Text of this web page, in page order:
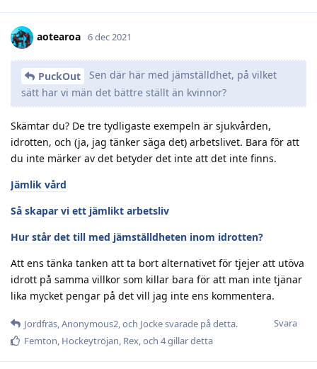
aotearoa 6 dec 2021
PuckOut
Sen där här med jämställdhet, på vilket
sätt har vi män det bättre ställt än kvinnor?
Skämtar du? De tre tydligaste exempeln är sjukvården,
idrotten, och (ja, jag tänker säga det) arbetslivet. Bara för att
du inte märker av det betyder det inte att det inte finns.
Jämlik vård
Så skapar vi ett jämlikt arbetsliv
Hur står det till med jämställdheten inom idrotten?
Att ens tänka tanken att ta bort alternativet för tjejer att utöva
idrott på samma villkor som killar bara för att man inte tjänar
lika mycket pengar på det vill jag inte ens kommentera.
Svara
Jordfräs,Anonymous2, och Jockesvarade på detta.
Femton, Hockeytröjan, Rex, och 4gillar detta